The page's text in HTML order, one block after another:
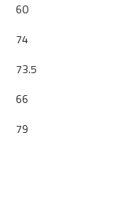
60
74
73.5
66
79